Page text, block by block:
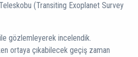
(Transiting Exoplanet Survey
gözlemleyerek incelendik.
ortaya çıkabilecek geçiş zaman